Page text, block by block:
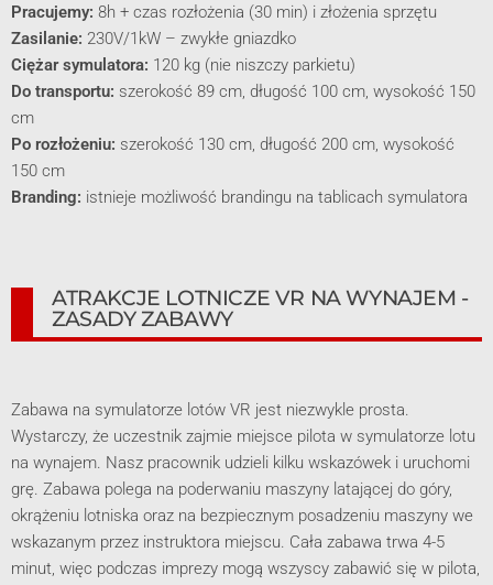
Pracujemy: 8h + czas rozłożenia (30 min) i złożenia sprzętu
Zasilanie: 230V/1kW – zwykłe gniazdko
Ciężar symulatora: 120 kg (nie niszczy parkietu)
Do transportu: szerokość 89 cm, długość 100 cm, wysokość 150
cm
Po rozłożeniu: szerokość 130 cm, długość 200 cm, wysokość
150 cm
Branding: istnieje możliwość brandingu na tablicach symulatora
ATRAKCJE LOTNICZE VR NA WYNAJEM -
ZASADY ZABAWY
Zabawa na symulatorze lotów VR jest niezwykle prosta.
Wystarczy, że uczestnik zajmie miejsce pilota w symulatorze lotu
na wynajem. Nasz pracownik udzieli kilku wskazówek i uruchomi
grę. Zabawa polega na poderwaniu maszyny latającej do góry,
okrążeniu lotniska oraz na bezpiecznym posadzeniu maszyny we
wskazanym przez instruktora miejscu. Cała zabawa trwa 4-5
minut, więc podczas imprezy mogą wszyscy zabawić się w pilota,